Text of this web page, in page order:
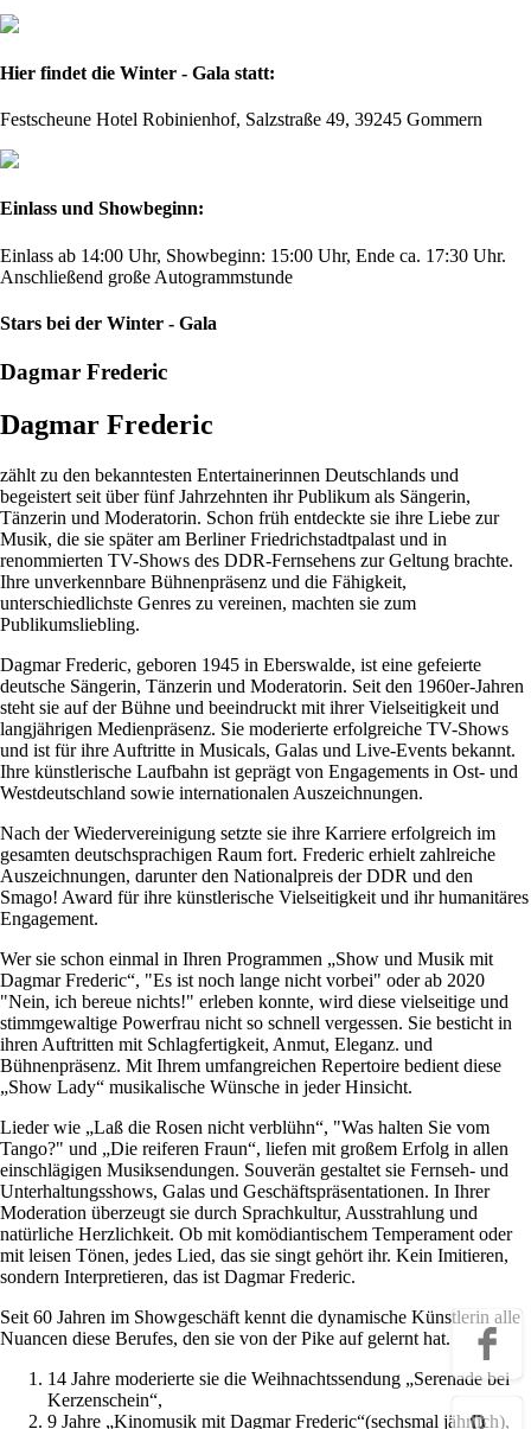
Hier findet die Winter - Gala statt:
Festscheune Hotel Robinienhof, Salzstraße 49, 39245 Gommern
Einlass und Showbeginn:
Einlass ab 14:00 Uhr, Showbeginn: 15:00 Uhr, Ende ca. 17:30 Uhr.
Anschließend große Autogrammstunde
Stars bei der Winter - Gala
Dagmar Frederic
Dagmar Frederic
zählt zu den bekanntesten Entertainerinnen Deutschlands und
begeistert seit über fünf Jahrzehnten ihr Publikum als Sängerin,
Tänzerin und Moderatorin. Schon früh entdeckte sie ihre Liebe zur
Musik, die sie später am Berliner Friedrichstadtpalast und in
renommierten TV-Shows des DDR-Fernsehens zur Geltung brachte.
Ihre unverkennbare Bühnenpräsenz und die Fähigkeit,
unterschiedlichste Genres zu vereinen, machten sie zum
Publikumsliebling.
Dagmar Frederic, geboren 1945 in Eberswalde, ist eine gefeierte
deutsche Sängerin, Tänzerin und Moderatorin. Seit den 1960er-Jahren
steht sie auf der Bühne und beeindruckt mit ihrer Vielseitigkeit und
langjährigen Medienpräsenz. Sie moderierte erfolgreiche TV-Shows
und ist für ihre Auftritte in Musicals, Galas und Live-Events bekannt.
Ihre künstlerische Laufbahn ist geprägt von Engagements in Ost- und
Westdeutschland sowie internationalen Auszeichnungen.
Nach der Wiedervereinigung setzte sie ihre Karriere erfolgreich im
gesamten deutschsprachigen Raum fort. Frederic erhielt zahlreiche
Auszeichnungen, darunter den Nationalpreis der DDR und den
Smago! Award für ihre künstlerische Vielseitigkeit und ihr humanitäres
Engagement.
Wer sie schon einmal in Ihren Programmen „Show und Musik mit
Dagmar Frederic“, "Es ist noch lange nicht vorbei" oder ab 2020
"Nein, ich bereue nichts!" erleben konnte, wird diese vielseitige und
stimmgewaltige Powerfrau nicht so schnell vergessen. Sie besticht in
ihren Auftritten mit Schlagfertigkeit, Anmut, Eleganz. und
Bühnenpräsenz. Mit Ihrem umfangreichen Repertoire bedient diese
„Show Lady“ musikalische Wünsche in jeder Hinsicht.
Lieder wie „Laß die Rosen nicht verblühn“, "Was halten Sie vom
Tango?" und „Die reiferen Fraun“, liefen mit großem Erfolg in allen
einschlägigen Musiksendungen. Souverän gestaltet sie Fernseh- und
Unterhaltungsshows, Galas und Geschäftspräsentationen. In Ihrer
Moderation überzeugt sie durch Sprachkultur, Ausstrahlung und
natürliche Herzlichkeit. Ob mit komödiantischem Temperament oder
mit leisen Tönen, jedes Lied, das sie singt gehört ihr. Kein Imitieren,
sondern Interpretieren, das ist Dagmar Frederic.
Seit 60 Jahren im Showgeschäft kennt die dynamische Künstlerin alle
Nuancen diese Berufes, den sie von der Pike auf gelernt hat.
14 Jahre moderierte sie die Weihnachtssendung „Serenade bei
Kerzenschein“,
9 Jahre „Kinomusik mit Dagmar Frederic“(sechsmal jährlich),